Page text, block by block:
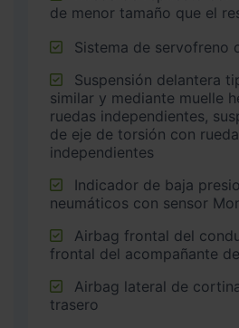
de menor tamaño que el
Sistema de servofreno
similar y mediante muelle
ruedas independientes,
de eje de torsión con
independientes
neumáticos con sensor
frontal del acompañante
trasero